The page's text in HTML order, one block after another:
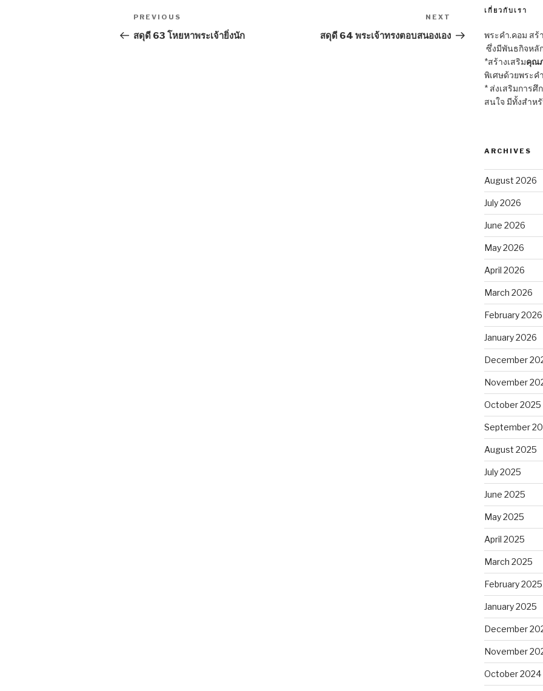
Post
navigation
Previous
Post
PREVIOUS
สดุดี 63 โหยหาพระเจ้ายิ่งนัก
Post
NEXT
สดุดี 64 พระเจ้าทรงตอบสนองเอง
เกี่ยวกับเรา
พระคำ.คอม ส
ซึ่งมีพันธกิจหลั
*สร้างเสริมคุณ
พิเศษด้วยพระค
* ส่งเสริมการศึ
สนใจ มีทั้งสำห
ARCHIVES
August 2026
July 2026
June 2026
May 2026
April 2026
March 2026
February 2026
January 2026
December
November
October 2025
September
August 2025
July 2025
June 2025
May 2025
April 2025
March 2025
February 2025
January 2025
December
November
October 2024